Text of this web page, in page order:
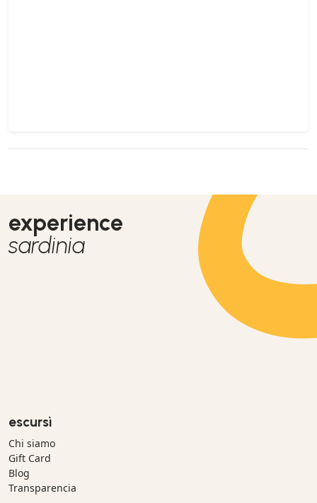
experience
sardinia
escursì
Chi siamo
Gift Card
Blog
Transparencia